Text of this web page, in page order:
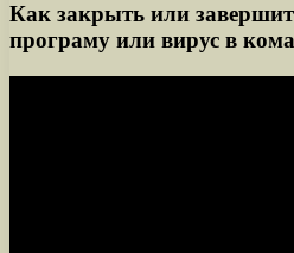
Как закрыть или
програму или вирус в